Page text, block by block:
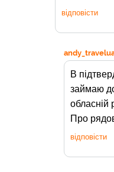
відповісти
В
займаю
обласнiй
Про
відповісти